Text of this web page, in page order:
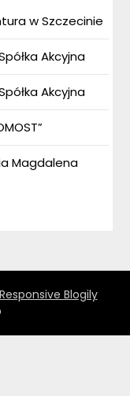
w Szczecinie
Akcyjna
Akcyjna
Magdalena
Responsive Blogily